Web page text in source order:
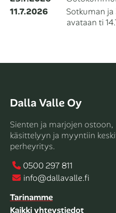
11.7.2026
Sotkuman
avataan ti
Dalla Valle Oy
Sienten ja marjojen ostoon,
käsittelyyn ja myyntiin
perheyritys.
0500 297 811
info@dallavalle.fi
Tarinamme
Kaikki yhteystiedot